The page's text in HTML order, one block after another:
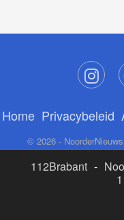
Home Privacybeleid
© 2026 -
112Brabant -